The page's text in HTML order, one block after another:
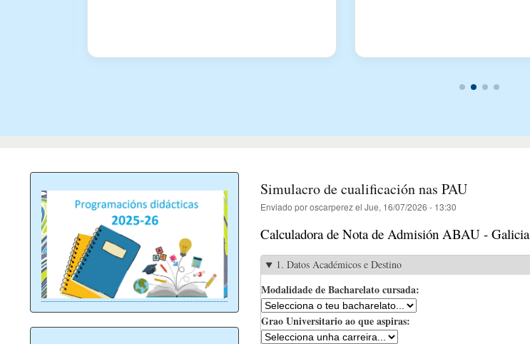
Simulacro de cualificación nas PAU
Enviado poroscarperezel Jue, 16/07/2026 - 13:30
Calculadora de Nota de Admisión ABAU - Galicia
1. Datos Académicos e Destino
Modalidade de Bacharelato cursada:
Grao Universitario ao que aspiras: